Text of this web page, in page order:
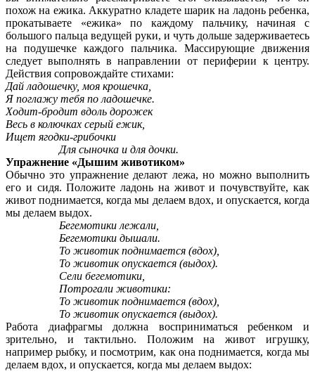
похож на ежика. Аккуратно кладете шарик на ладонь ребенка,
прокатываете «ежика» по каждому пальчику, начиная с
большого пальца ведущей руки, и чуть дольше задерживаетесь
на подушечке каждого пальчика. Массирующие движения
следует выполнять в направлении от периферии к центру.
Действия сопровождайте стихами:
Дай ладошечку, моя крошечка,
Я поглажу тебя по ладошечке.
Ходит-бродит вдоль дорожек
Весь в колючках серый ежик,
Ищет ягодки-грибочки
Для сыночка и для дочки.
Упражнение «Дышим животиком»
Обычно это упражнение делают лежа, но можно выполнить
его и сидя. Положите ладонь на живот и почувствуйте, как
живот поднимается, когда мы делаем вдох, и опускается, когда
мы делаем выдох.
Бегемотики лежали,
Бегемотики дышали.
То животик поднимается (вдох),
То животик опускается (выдох).
Сели бегемотики,
Потрогали животики:
То животик поднимается (вдох),
То животик опускается (выдох).
Работа диафрагмы должна восприниматься ребенком и
зрительно, и тактильно. Положим на живот игрушку,
например рыбку, и посмотрим, как она поднимается, когда мы
делаем вдох, и опускается, когда мы делаем выдох: